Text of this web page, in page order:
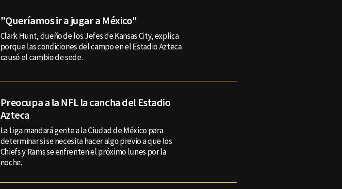
"Queríamos ir a jugar a México"
Clark Hunt, dueño de los Jefes de Kansas City, explica
porque las condiciones del campo en el Estadio Azteca
causó el cambio de sede.
Preocupa a la NFL la cancha del Estadio
Azteca
La Liga mandará gente a la Ciudad de México para
determinar si se necesita hacer algo previo a que los
Chiefs y Rams se enfrenten el próximo lunes por la
noche.